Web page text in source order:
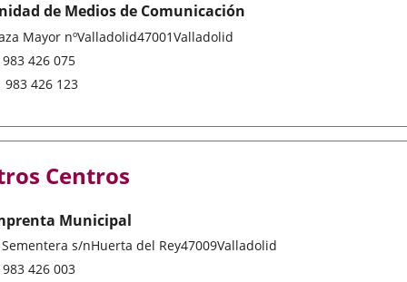
de Medios de Comunicación
Mayor nºValladolid47001Valladolid
983 426 075
Fax
983 426 123
Centros
Municipal
s/nHuerta del Rey47009Valladolid
983 426 003